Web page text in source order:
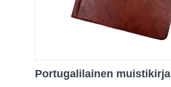
Portugalilainen muistikirja